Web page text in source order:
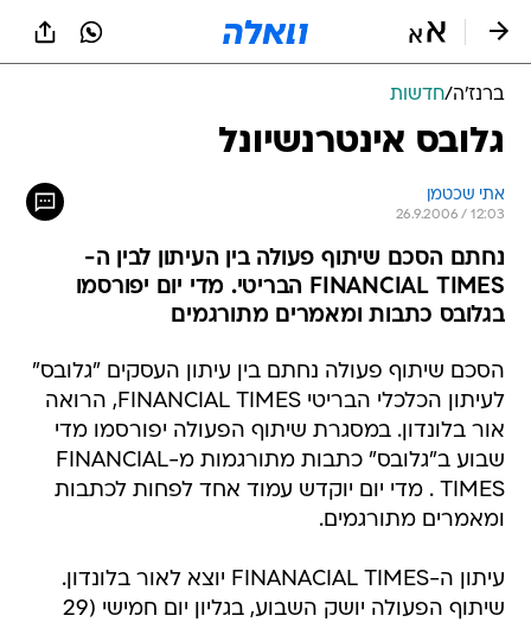
ברנז'ה/חדשות
גלובס אינטרנשיונל
אתי שכטמן
26.9.2006 / 12:03
נחתם הסכם שיתוף פעולה בין העיתון לבין ה-
FINANCIAL TIMES הבריטי. מדי יום יפורסמו
בגלובס כתבות ומאמרים מתורגמים
הסכם שיתוף פעולה נחתם בין עיתון העסקים "גלובס"
לעיתון הכלכלי הבריטי FINANCIAL TIMES, הרואה
אור בלונדון. במסגרת שיתוף הפעולה יפורסמו מדי
שבוע ב"גלובס" כתבות מתורגמות מ-FINANCIAL
TIMES . מדי יום יוקדש עמוד אחד לפחות לכתבות
ומאמרים מתורגמים.
עיתון ה-FINANACIAL TIMES יוצא לאור בלונדון.
שיתוף הפעולה יושק השבוע, בגליון יום חמישי (29